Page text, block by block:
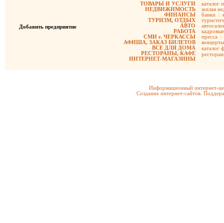
Добавить предприятие
ТОВАРЫ И УСЛУГИ
НЕДВИЖИМОСТЬ
ФИНАНСЫ
ТУРИЗМ, ОТДЫХ
АВТО
РАБОТА
СМИ г. ЧЕРКАССЫ
АФИША, ЗАКАЗ БИЛЕТОВ
ВСЕ ДЛЯ ДОМА
РЕСТОРАНЫ, КАФЕ
ИНТЕРНЕТ-МАГАЗИНЫ
каталог
жилая
банки |
пресса |
концерты
каталог
Информационный интернет-
Создание интернет-сайтов.